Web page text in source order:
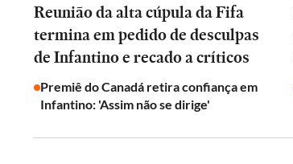
Reunião da alta cúpula da Fifa
termina em pedido de desculpas
de Infantino e recado a críticos
Premiê do Canadá retira confiança em
Infantino: 'Assim não se dirige'